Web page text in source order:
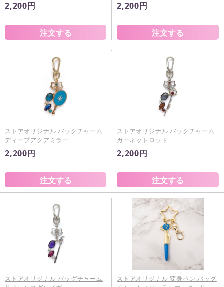
2,200円 2,200円
ストアオリジナル バッグチャーム
ディープアクアミラー
2,200円
ストアオリジナル バッグチャーム
ガーネットロッド
2,200円
ストアオリジナル バッグチャーム
ストアオリジナル 変身ペン バッグ